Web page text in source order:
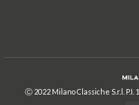
Ⓒ 2022 Milano Classiche S.r.l. P.I.